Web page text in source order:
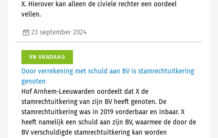
X. Hierover kan alleen de civiele rechter een oordeel
vellen.
23 september 2024
VN VANDAAG
Door verrekening met schuld aan BV is stamrechtuitkering
genoten
Hof Arnhem-Leeuwarden oordeelt dat X de
stamrechtuitkering van zijn BV heeft genoten. De
stamrechtuitkering was in 2019 vorderbaar en inbaar. X
heeft namelijk een schuld aan zijn BV, waarmee de door de
BV verschuldigde stamrechtuitkering kan worden